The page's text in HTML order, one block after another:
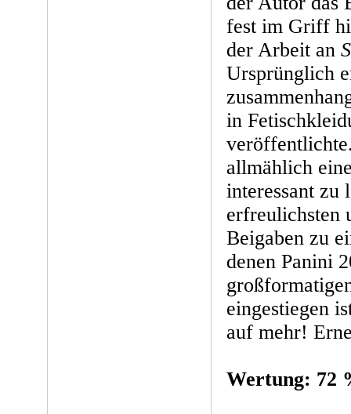
fest im Griff
der Arbeit an
Ursprünglich
in
allmählich
interessant zu
erfreulichsten
Beigaben zu
denen Panini
eingestiegen
auf mehr!
Wertung: 72